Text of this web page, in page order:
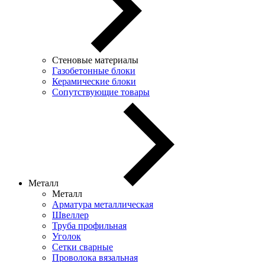
Стеновые материалы
Газобетонные блоки
Керамические блоки
Сопутствующие товары
Металл
Металл
Арматура металлическая
Швеллер
Труба профильная
Уголок
Сетки сварные
Проволока вязальная